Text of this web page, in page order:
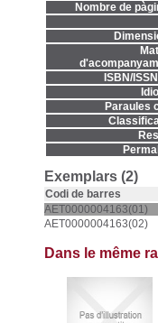
Nombre de
ISBN/
Paraules
Exemplars (2)
Codi de barres
AET0000004163(01)
AET0000004163(02)
Dans le même